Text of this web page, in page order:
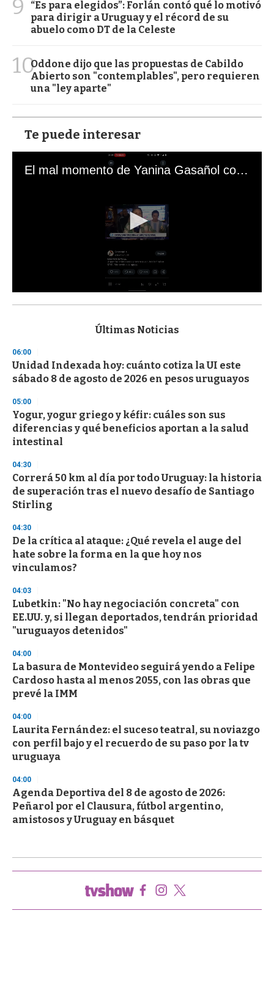
9
“Es para elegidos”: Forlán contó qué lo motivó
para dirigir a Uruguay y el récord de su
abuelo como DT de la Celeste
10Oddone dijo que las propuestas de Cabildo
Abierto son "contemplables", pero requieren
una "ley aparte"
Te puede interesar
El mal momento de Yanina Gasañol con un hincha argentino en "Subrayado"
s
d
s
o
f
3
s
e
c
o
d
s
Últimas Noticias
06:00
Unidad Indexada hoy: cuánto cotiza la UI este
sábado 8 de agosto de 2026 en pesos uruguayos
05:00
Yogur, yogur griego y kéfir: cuáles son sus
diferencias y qué beneficios aportan a la salud
intestinal
04:30
Correrá 50 km al día por todo Uruguay: la historia
de superación tras el nuevo desafío de Santiago
Stirling
04:30
De la crítica al ataque: ¿Qué revela el auge del
hate sobre la forma en la que hoy nos
vinculamos?
04:03
Lubetkin: "No hay negociación concreta" con
EE.UU. y, si llegan deportados, tendrán prioridad
"uruguayos detenidos"
04:00
La basura de Montevideo seguirá yendo a Felipe
Cardoso hasta al menos 2055, con las obras que
prevé la IMM
04:00
Laurita Fernández: el suceso teatral, su noviazgo
con perfil bajo y el recuerdo de su paso por la tv
uruguaya
04:00
Agenda Deportiva del 8 de agosto de 2026:
Peñarol por el Clausura, fútbol argentino,
amistosos y Uruguay en básquet